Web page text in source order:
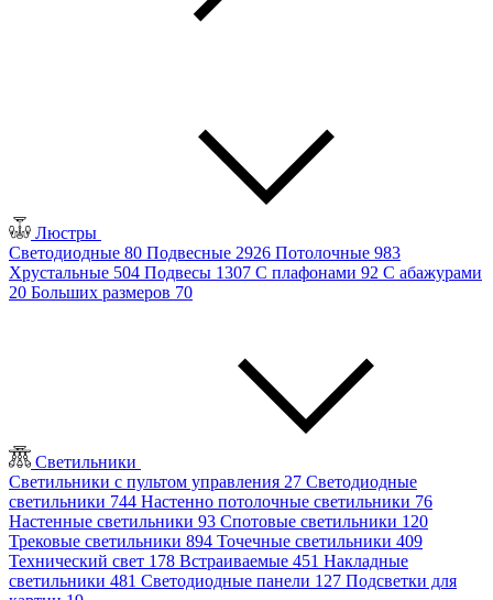
Люстры
Светодиодные 80 Подвесные 2926 Потолочные 983
Хрустальные 504 Подвесы 1307 С плафонами 92 С абажурами
20 Больших размеров 70
Светильники
Светильники с пультом управления 27 Светодиодные
светильники 744 Настенно потолочные светильники 76
Настенные светильники 93 Спотовые светильники 120
Трековые светильники 894 Точечные светильники 409
Технический свет 178 Встраиваемые 451 Накладные
светильники 481 Светодиодные панели 127 Подсветки для